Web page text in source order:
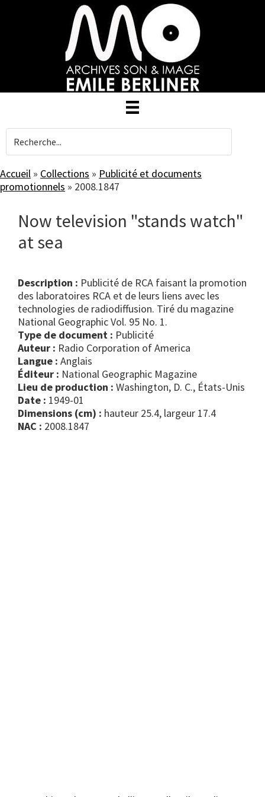
Accueil » Collections » Publicité et documents
promotionnels » 2008.1847
Now television "stands watch"
at sea
Description : Publicité de RCA faisant la promotion
des laboratoires RCA et de leurs liens avec les
technologies de radiodiffusion. Tiré du magazine
National Geographic Vol. 95 No. 1.
Type de document :
publicité
Auteur : Radio Corporation of America
Langue : Anglais
Éditeur : National Geographic Magazine
Lieu de production : Washington, D. C., États-Unis
Date : 1949-01
Dimensions (cm) : hauteur 25.4, largeur 17.4
NAC : 2008.1847